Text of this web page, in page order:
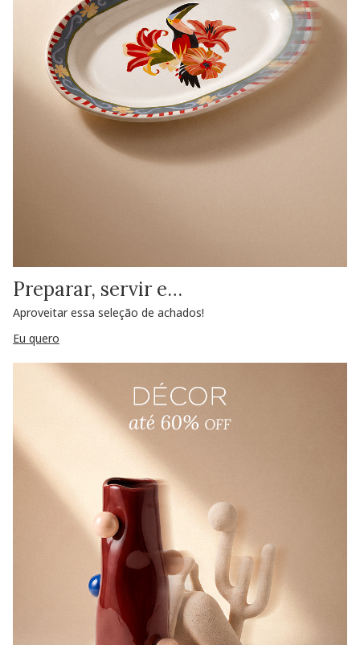
Preparar, servir e…
Aproveitar essa seleção de achados!
Eu quero